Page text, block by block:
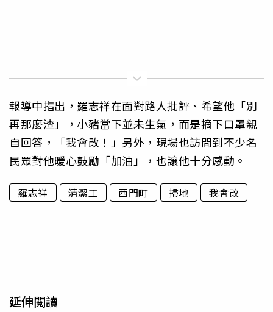
報導中指出，羅志祥在面對路人批評、希望他「別
再那麼渣」，小豬當下並未生氣，而是摘下口罩親
自回答，「我會改！」另外，現場也訪問到不少名
民眾對他暖心鼓勵「加油」，也讓他十分感動。
羅志祥 清潔工 西門町 掃地 我會改
延伸閱讀